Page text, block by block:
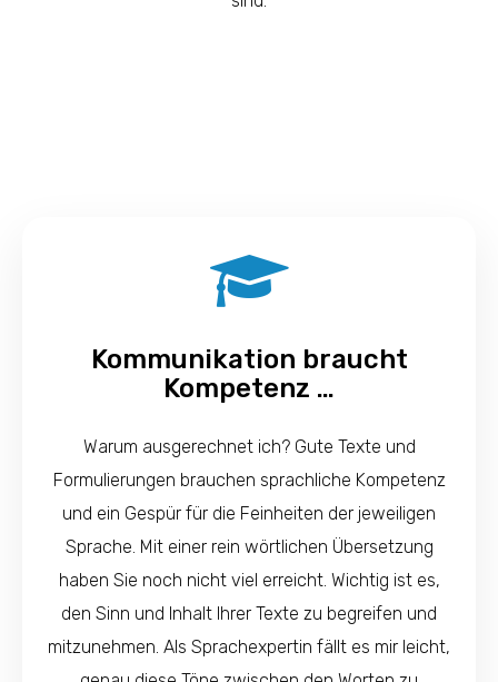
Kommunikation braucht
Kompetenz …
Warum ausgerechnet ich? Gute Texte und
Formulierungen brauchen sprachliche Kompetenz
und ein Gespür für die Feinheiten der jeweiligen
Sprache. Mit einer rein wörtlichen Übersetzung
haben Sie noch nicht viel erreicht. Wichtig ist es,
den Sinn und Inhalt Ihrer Texte zu begreifen und
mitzunehmen. Als Sprachexpertin fällt es mir leicht,